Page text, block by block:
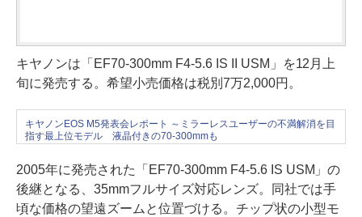
キヤノンは「EF70-300mm F4-5.6 IS II USM」を12月上
旬に発売する。希望小売価格は税別7万2,000円。
キヤノンEOS M5発表会レポート ～ミラーレスユーザーの不満解消を目
指す最上位モデル 液晶付きの70-300mmも
2005年に発売された「EF70-300mm F4-5.6 IS USM」の
後継となる、35mmフルサイズ対応レンズ。同社では手
頃な価格の望遠ズームと位置づける。チップ状の小型モ